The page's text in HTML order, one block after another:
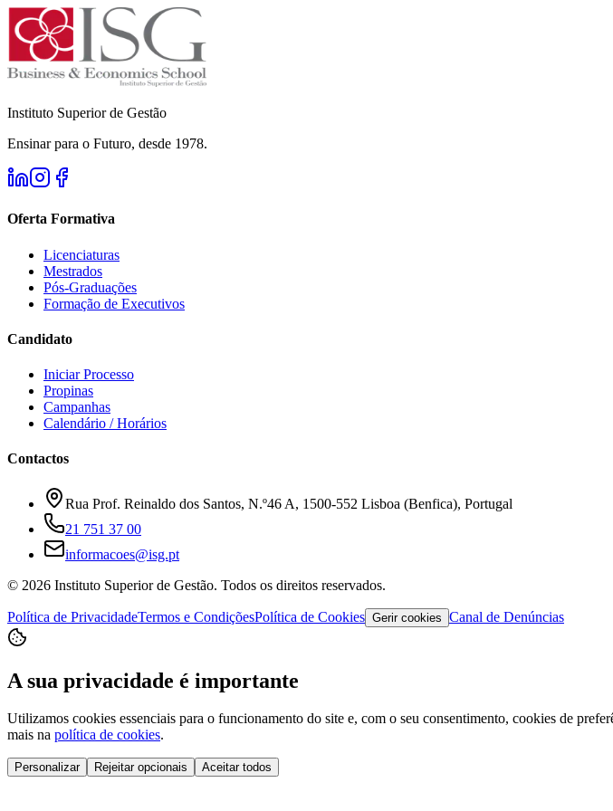
Instituto Superior de Gestão
Ensinar para o Futuro, desde 1978.
Oferta Formativa
Licenciaturas
Mestrados
Pós-Graduações
Formação de Executivos
Candidato
Iniciar Processo
Propinas
Campanhas
Calendário / Horários
Contactos
Rua Prof. Reinaldo dos Santos, N.º46 A, 1500-552 Lisboa (Benfica), Portugal
21 751 37 00
informacoes@isg.pt
© 2026 Instituto Superior de Gestão. Todos os direitos reservados.
Política de PrivacidadeTermos e CondiçõesPolítica de Cookies Gerir cookies Canal de Denúncias
A sua privacidade é importante
Utilizamos cookies essenciais para o funcionamento do site e, com o seu consentimento, cookies de
mais na política de cookies.
Personalizar Rejeitar opcionais Aceitar todos